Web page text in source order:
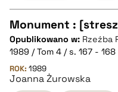
CZYSTY TEKST
pobierz cytat
Monument :
Opublikowano w: Rzeźba
1989 / Tom 4 / s. 167 - 168
ROK: 1989
Joanna Żurowska